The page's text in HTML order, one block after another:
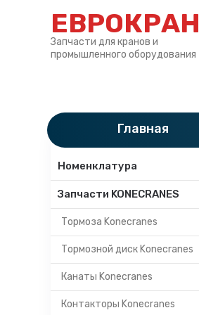
ЕВРОКРАН
Запчасти для кранов и
промышленного оборудования
Главная
Категории
Номенклатура
Запчасти KONECRANES
Тормоза Konecranes
Тормозной диск Konecranes
Канаты Konecranes
Контакторы Konecranes